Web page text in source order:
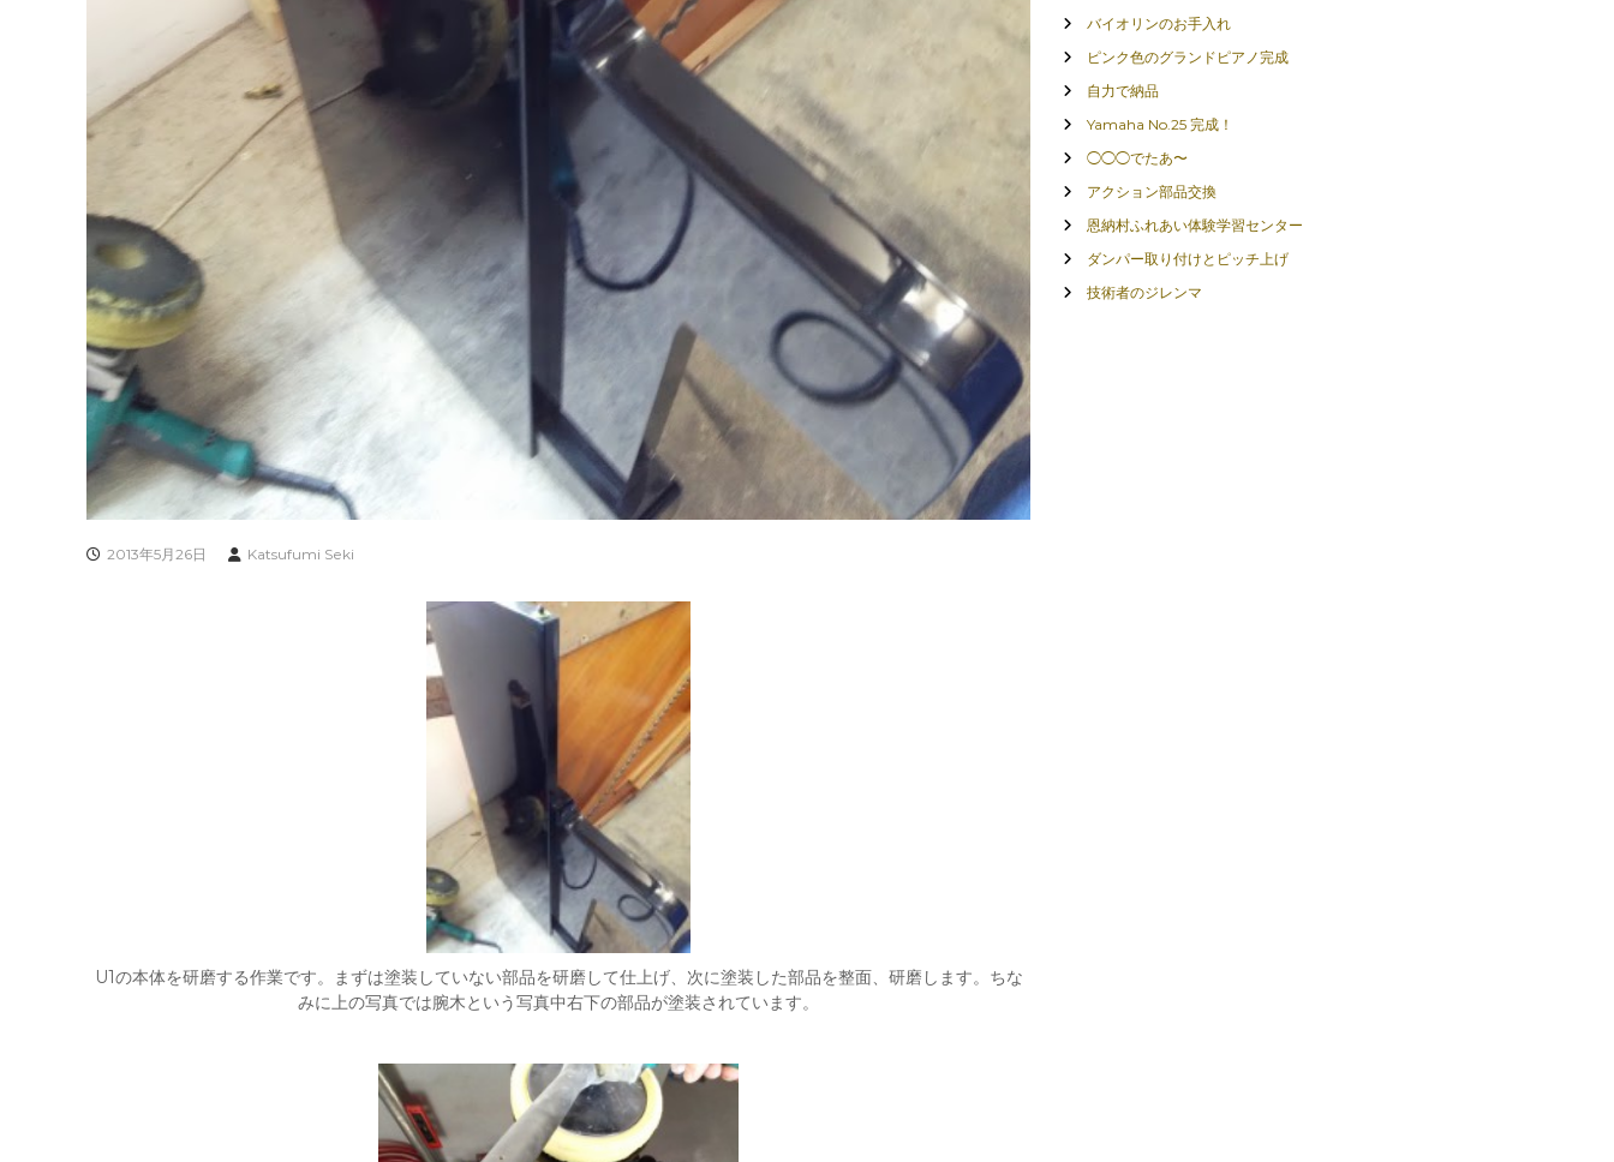
2013年5月26日 Katsufumi Seki
U1の本体を研磨する作業です。まずは塗装していない部品を研磨して仕上げ、次に塗装した部品を整面、研磨します。ちな
みに上の写真では腕木という写真中右下の部品が塗装されています。
バイオリンのお手入れ
ピンク色のグランドピアノ完成
自力で納品
Yamaha No.25 完成！
◯◯◯でたあ〜
アクション部品交換
恩納村ふれあい体験学習センター
ダンパー取り付けとピッチ上げ
技術者のジレンマ